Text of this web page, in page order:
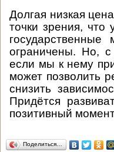
Долгая низкая
точки зрения, что
ограничены. Но, с
если мы к нему
может позволить
снизить
Придётся
позитивный
Поделиться…